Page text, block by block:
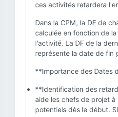
ces activités retardera
Dans la CPM, la DF de
calculée en fonction de
l'activité. La DF de la
représente la date de fin
**Importance des Dates
**Identification des
aide les chefs de projet
potentiels dès le début.